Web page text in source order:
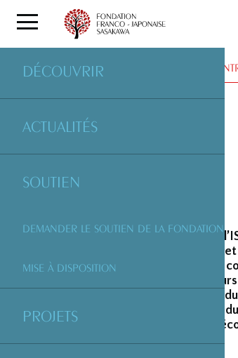
DÉCOUVRIR
ACTUALITÉS
SOUTIEN
DEMANDER LE SOUTIEN DE LA FONDATION
MISE À DISPOSITION
PROJETS
|
Créée en 2001,
d’animation 3D
seconde année
avec les élèves
qui se déroulait
présenter son